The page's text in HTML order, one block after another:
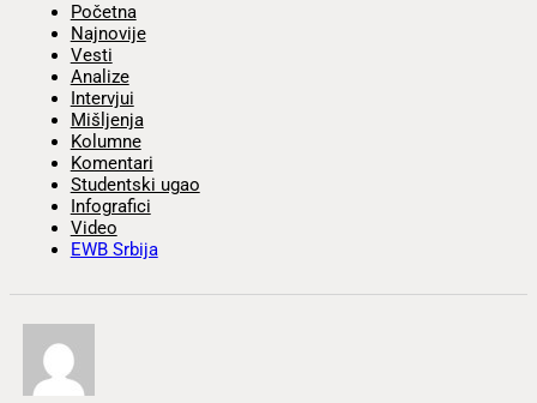
Početna
Najnovije
Vesti
Analize
Intervjui
Mišljenja
Kolumne
Komentari
Studentski ugao
Infografici
Video
EWB Srbija